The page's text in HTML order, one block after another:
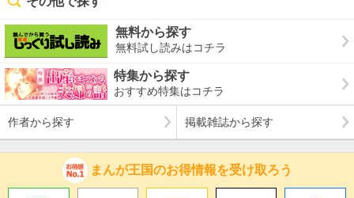
無料から探す
無料試し読みはコチラ
特集から探す
おすすめ特集はコチラ
作者から探す 掲載雑誌から探す
まんが王国のお得情報を受け取ろう